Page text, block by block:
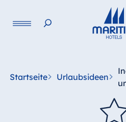
Startseite Urlaubsideen